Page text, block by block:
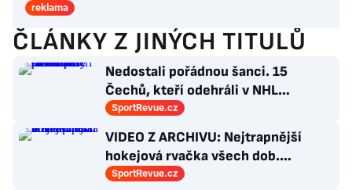
reklama
ČLÁNKY Z JINÝCH TITULŮ
Nedostali pořádnou šanci. 15
Čechů, kteří odehráli v NHL
maximálně dva zápasy
SportRevue.cz
VIDEO Z ARCHIVU: Nejtrapnější
hokejová rvačka všech dob.
Nepadla v ní ani rána
SportRevue.cz